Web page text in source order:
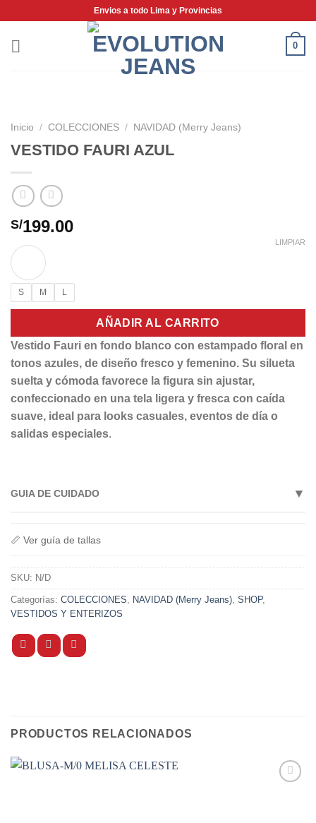
contenido
Envios a todo Lima y Provincias
0
Inicio / COLECCIONES / NAVIDAD (Merry Jeans)
VESTIDO FAURI AZUL
S/199.00
S M L
LIMPIAR
AÑADIR AL CARRITO
Vestido Fauri en fondo blanco con estampado floral en
tonos azules, de diseño fresco y femenino. Su silueta
suelta y cómoda favorece la figura sin ajustar,
confeccionado en una tela ligera y fresca con caída
suave, ideal para looks casuales, eventos de día o
salidas especiales.
GUIA DE CUIDADO ▼
• Lavar con colores similares
• Lavar y secar del revés
• No usar secadora
• Secar a la sombra
📏 Ver guía de tallas
SKU: N/D
Categorías: COLECCIONES, NAVIDAD (Merry Jeans), SHOP,
VESTIDOS Y ENTERIZOS
PRODUCTOS RELACIONADOS